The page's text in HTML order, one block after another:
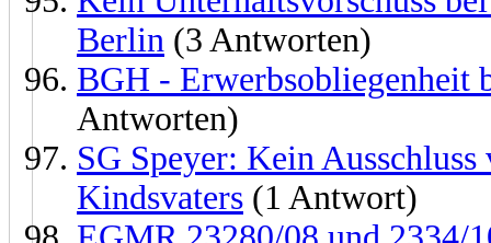
Berlin (3 Antworten)
BGH -
Antworten)
SG Speyer: Kein
Kindsvaters (1 Antwort)